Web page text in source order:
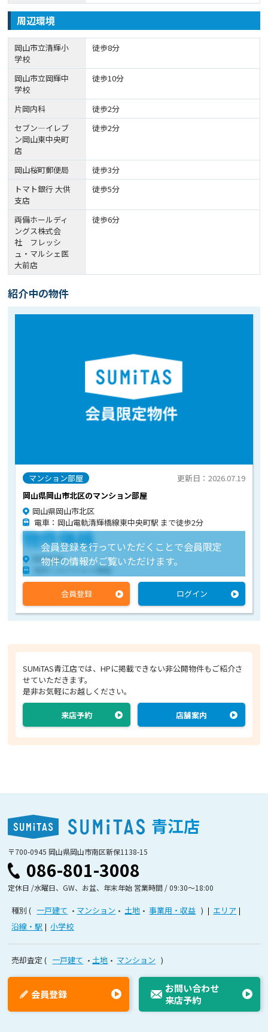
周辺環境
岡山市立清輝小
学校
徒歩8分
岡山市立岡輝中
学校
徒歩10分
片岡内科
徒歩2分
セブン―イレブ
ン岡山東中央町
店
徒歩2分
岡山桜町郵便局
徒歩3分
トマト銀行 大供
支店
徒歩5分
両備ホールディ
ングス株式会
社 フレッシ
ュ・マルシェ医
大前店
徒歩6分
紹介中の物件
マンション部屋
岡山県岡山市北区のマンション部屋
更新日：2026.07.19
岡山県岡山市北区
電車：岡山電軌清輝橋線東中央町駅 まで徒歩2分
会員登録を行っていただくことで会員限定
物件の情報がご覧いただけます。
物件価格
物件住所
会員登録 ログイン
SUMiTAS青江店では、HPに掲載できない非公開物件もご紹介さ
せていただきます。
是非お気軽にお越しください。
来店予約 店舗案内
青江店
〒700-0945 岡山県岡山市南区新保1138-15
086-801-3008
定休日 /水曜日、GW、お盆、年末年始 営業時間 / 09:30〜18:00
種別 一戸建て マンション 土地 事業用・収益
エリア
沿線・駅
小学校
売却査定 一戸建て 土地 マンション
お問い合わせ
来店予約
会員登録